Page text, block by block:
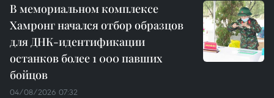
В мемориальном комплексе
Хамронг начался отбор образцов
для ДНК-идентификации
останков более 1 000 павших
бойцов
04/08/2026 07:32